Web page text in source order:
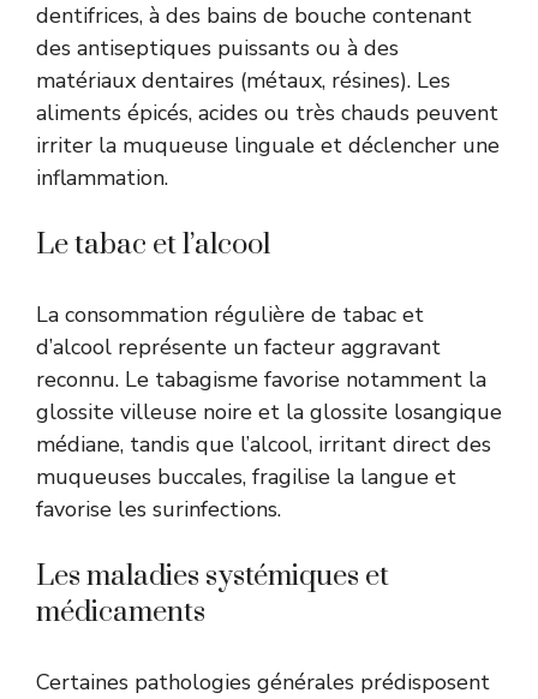
dentifrices, à des bains de bouche contenant
des antiseptiques puissants ou à des
matériaux dentaires (métaux, résines). Les
aliments épicés, acides ou très chauds peuvent
irriter la muqueuse linguale et déclencher une
inflammation.
Le tabac et l’alcool
La consommation régulière de tabac et
d’alcool représente un facteur aggravant
reconnu. Le tabagisme favorise notamment la
glossite villeuse noire et la glossite losangique
médiane, tandis que l’alcool, irritant direct des
muqueuses buccales, fragilise la langue et
favorise les surinfections.
Les maladies systémiques et
médicaments
Certaines pathologies générales prédisposent